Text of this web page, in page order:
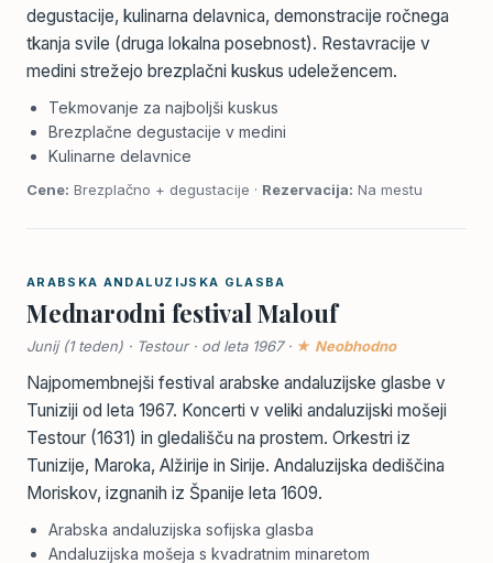
degustacije, kulinarna delavnica, demonstracije ročnega
tkanja svile (druga lokalna posebnost). Restavracije v
medini strežejo brezplačni kuskus udeležencem.
Tekmovanje za najboljši kuskus
Brezplačne degustacije v medini
Kulinarne delavnice
Cene: Brezplačno + degustacije · Rezervacija: Na mestu
ARABSKA ANDALUZIJSKA GLASBA
Mednarodni festival Malouf
Junij (1 teden) · Testour · od leta 1967 · ★ Neobhodno
Najpomembnejši festival arabske andaluzijske glasbe v
Tuniziji od leta 1967. Koncerti v veliki andaluzijski mošeji
Testour (1631) in gledališču na prostem. Orkestri iz
Tunizije, Maroka, Alžirije in Sirije. Andaluzijska dediščina
Moriskov, izgnanih iz Španije leta 1609.
Arabska andaluzijska sofijska glasba
Andaluzijska mošeja s kvadratnim minaretom